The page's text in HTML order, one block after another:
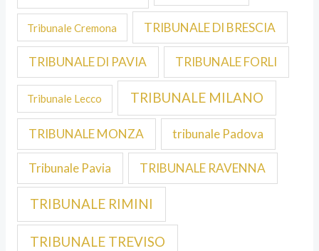
Tribunale Cremona TRIBUNALE DI BRESCIA
TRIBUNALE DI PAVIA TRIBUNALE FORLI
Tribunale Lecco TRIBUNALE MILANO
TRIBUNALE MONZA tribunale Padova
Tribunale Pavia TRIBUNALE RAVENNA
TRIBUNALE RIMINI
TRIBUNALE TREVISO